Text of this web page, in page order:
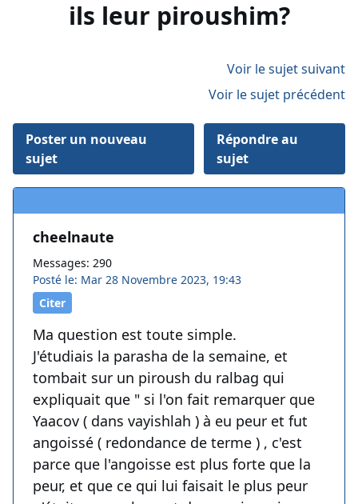
ils leur piroushim?
Voir le sujet suivant
Voir le sujet précédent
Poster un nouveau
sujet
Répondre au
sujet
cheelnaute
Messages: 290
Posté le: Mar 28 Novembre 2023, 19:43
Citer
Ma question est toute simple.
J'étudiais la parasha de la semaine, et
tombait sur un piroush du ralbag qui
expliquait que " si l'on fait remarquer que
Yaacov ( dans vayishlah ) à eu peur et fut
angoissé ( redondance de terme ) , c'est
parce que l'angoisse est plus forte que la
peur, et que ce qui lui faisait le plus peur